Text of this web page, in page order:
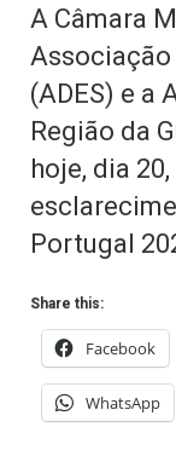
A Câmara
(ADES) e a
Região da
hoje, dia
Portugal
Share this:
Facebook
WhatsApp